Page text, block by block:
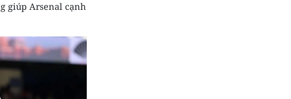
giúp Arsenal cạnh